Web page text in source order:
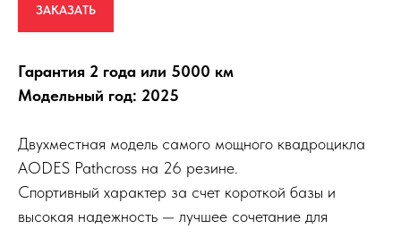
ЗАКАЗАТЬ
Гарантия 2 года или 5000 км
Модельный год: 2025
Двухместная модель самого мощного квадроцикла
AODES Pathcross на 26 резине.
Спортивный характер за счет короткой базы и
высокая надежность — лучшее сочетание для